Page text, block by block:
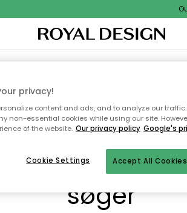
TÆPPERKØKKENETOPBEVARINGHAVEMØBLER
desværre ikke
søger
privacy!
content and ads, and to analyze our
non-essential cookies while using our site.
of the website. Our privacy policy Google's
Accept All Cookies
Cookie Settings